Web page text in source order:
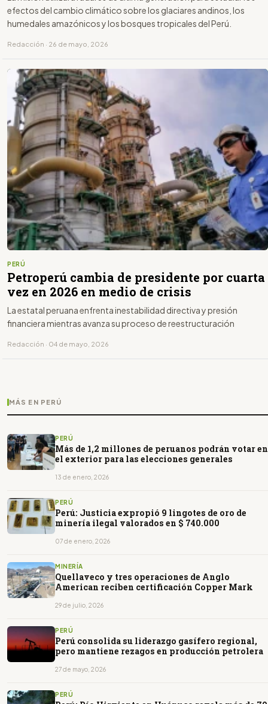
efectos del cambio climático sobre los glaciares andinos, los
humedales amazónicos y los bosques tropicales del Perú.
Redacción · 26 de mayo, 2026
PERÚ
Petroperú cambia de presidente por cuarta
vez en 2026 en medio de crisis
La estatal peruana enfrenta inestabilidad directiva y presión
financiera mientras avanza su proceso de reestructuración
Redacción · 04 de mayo, 2026
MÁS EN PERÚ
PERÚ
Más de 1,2 millones de peruanos podrán votar en
el exterior para las elecciones generales
13 de enero, 2026
PERÚ
Perú: Justicia expropió 9 lingotes de oro de
minería ilegal valorados en $ 740.000
07 de enero, 2026
MINERÍA
Quellaveco y tres operaciones de Anglo
American reciben certificación Copper Mark
29 de julio, 2026
PERÚ
Perú consolida su liderazgo gasífero regional,
pero mantiene rezagos en producción petrolera
27 de mayo, 2026
PERÚ